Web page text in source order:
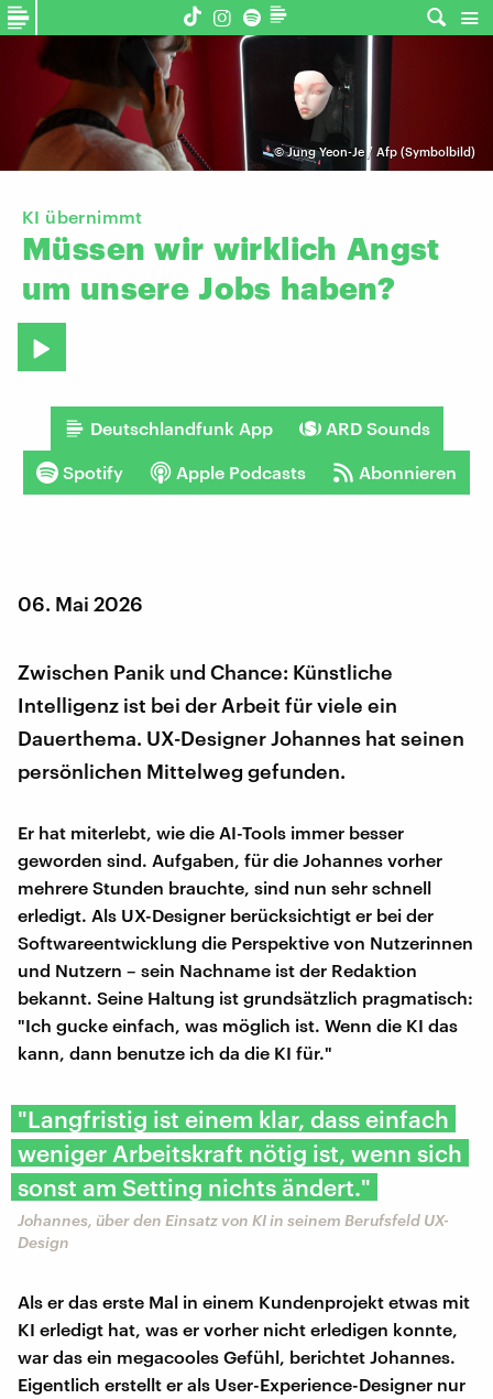
©Jung Yeon-Je / Afp (Symbolbild)
KI übernimmt
Müssen wir wirklich Angst
um unsere Jobs haben?
Deutschlandfunk App ARD Sounds
Spotify Apple Podcasts Abonnieren
06. Mai 2026
Zwischen Panik und Chance: Künstliche
Intelligenz ist bei der Arbeit für viele ein
Dauerthema. UX-Designer Johannes hat seinen
persönlichen Mittelweg gefunden.
Er hat miterlebt, wie die AI-Tools immer besser
geworden sind. Aufgaben, für die Johannes vorher
mehrere Stunden brauchte, sind nun sehr schnell
erledigt. Als UX-Designer berücksichtigt er bei der
Softwareentwicklung die Perspektive von Nutzerinnen
und Nutzern – sein Nachname ist der Redaktion
bekannt. Seine Haltung ist grundsätzlich pragmatisch:
"Ich gucke einfach, was möglich ist. Wenn die KI das
kann, dann benutze ich da die KI für."
"Langfristig ist einem klar, dass einfach
weniger Arbeitskraft nötig ist, wenn sich
sonst am Setting nichts ändert."
Johannes, über den Einsatz von KI in seinem Berufsfeld UX-
Design
Als er das erste Mal in einem Kundenprojekt etwas mit
KI erledigt hat, was er vorher nicht erledigen konnte,
war das ein megacooles Gefühl, berichtet Johannes.
Eigentlich erstellt er als User-Experience-Designer nur